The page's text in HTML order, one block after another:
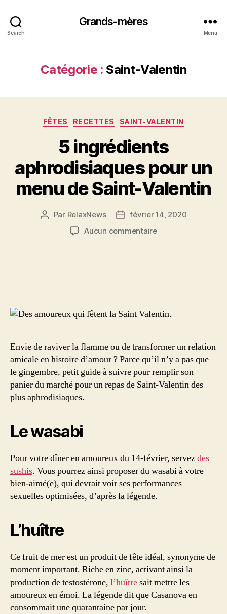
Search
Grands-mères
Menu
Catégorie : Saint-Valentin
Catégories
FÊTES RECETTES SAINT-VALENTIN
5 ingrédients
aphrodisiaques pour un
menu de Saint-Valentin
Auteur
Par RelaxNews
Datefévrier 14, 2020
Aucun commentairesur
Saint-
Envie de raviver la flamme ou de transformer un relation
amicale en histoire d’amour ? Parce qu’il n’y a pas que
le gingembre, petit guide à suivre pour remplir son
panier du marché pour un repas de Saint-Valentin des
plus aphrodisiaques.
Le wasabi
Pour votre dîner en amoureux du 14-février, servezdes
sushis. Vous pourrez ainsi proposer du wasabi à votre
bien-aimé(e), qui devrait voir ses performances
sexuelles optimisées, d’après la légende.
L’huître
Ce fruit de mer est un produit de fête idéal, synonyme de
moment important. Riche en zinc, activant ainsi la
production de testostérone, l’huîtresait mettre les
amoureux en émoi. La légende dit que Casanova en
consommait une quarantaine par jour.